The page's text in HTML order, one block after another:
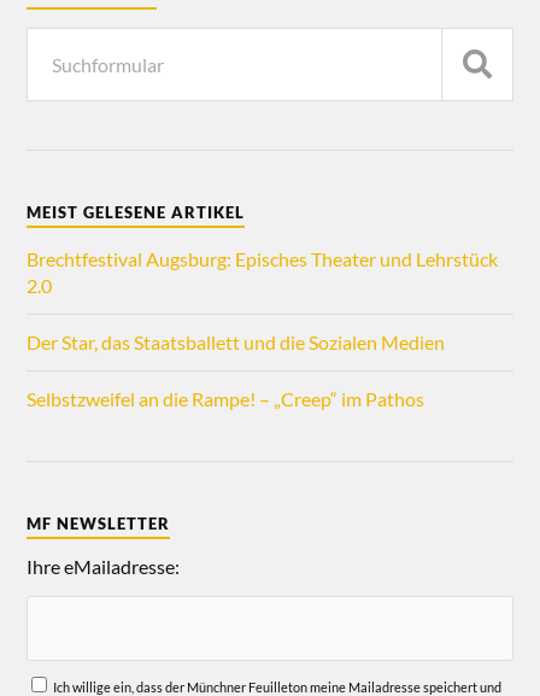
MEIST GELESENE ARTIKEL
Brechtfestival Augsburg: Episches Theater und Lehrstück
2.0
Der Star, das Staatsballett und die Sozialen Medien
Selbstzweifel an die Rampe! – „Creep“ im Pathos
MF NEWSLETTER
Ihre eMailadresse:
Ich willige ein, dass der Münchner Feuilleton meine Mailadresse speichert und